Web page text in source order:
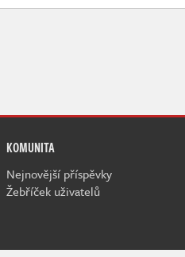
KOMUNITA
Nejnovější příspěvky
Žebříček uživatelů